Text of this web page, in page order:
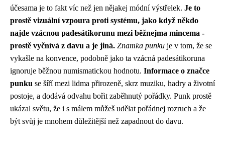
účesama je to fakt víc než jen nějakej módní výstřelek. Je to
prostě vizuální vzpoura proti systému, jako když někdo
najde vzácnou padesátikorunu mezi běžnejma mincema -
prostě vyčnívá z davu a je jiná. Znamka punku je v tom, že se
vykašle na konvence, podobně jako ta vzácná padesátikoruna
ignoruje běžnou numismatickou hodnotu. Informace o značce
punku se šíří mezi lidma přirozeně, skrz muziku, hadry a životní
postoje, a dodává odvahu bořit zaběhnutý pořádky. Punk prostě
ukázal světu, že i s málem můžeš udělat pořádnej rozruch a že
být svůj je mnohem důležitější než zapadnout do davu.